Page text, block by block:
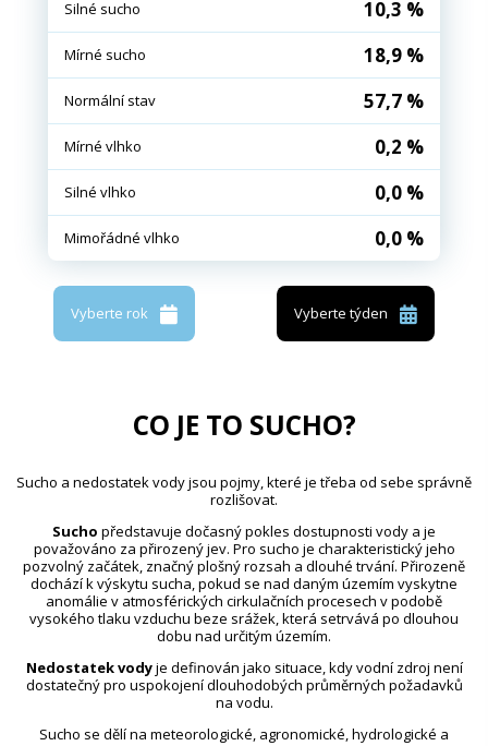
Silné sucho 10,3 %
Mírné sucho 18,9 %
Normální stav 57,7 %
Mírné vlhko 0,2 %
Silné vlhko 0,0 %
Mimořádné vlhko 0,0 %
Vyberte rok Vyberte týden
CO JE TO SUCHO?
Sucho a nedostatek vody jsou pojmy, které je třeba od sebe správně
rozlišovat.
Sucho představuje dočasný pokles dostupnosti vody a je
považováno za přirozený jev. Pro sucho je charakteristický jeho
pozvolný začátek, značný plošný rozsah a dlouhé trvání. Přirozeně
dochází k výskytu sucha, pokud se nad daným územím vyskytne
anomálie v atmosférických cirkulačních procesech v podobě
vysokého tlaku vzduchu beze srážek, která setrvává po dlouhou
dobu nad určitým územím.
Nedostatek vodyje definován jako situace, kdy vodní zdroj není
dostatečný pro uspokojení dlouhodobých průměrných požadavků
na vodu.
Sucho se dělí na meteorologické, agronomické, hydrologické a